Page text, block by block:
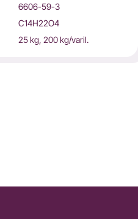
6606-59-3
C14H22O4
25 kg, 200 kg/varil.